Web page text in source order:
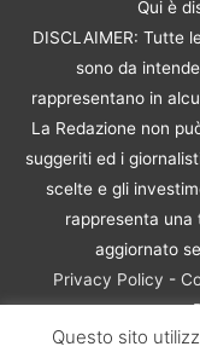
Qui è
DISCLAIMER: Tutte
sono da
rappresentano in
La Redazione non
suggeriti ed i
scelte e gli
rappresenta
aggiornato
Privacy Policy -
BancheItalia.it
Questo sito